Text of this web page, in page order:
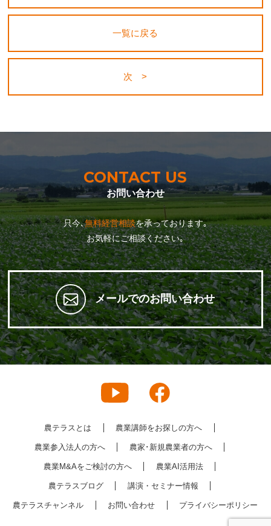
一覧に戻る
次 >
CONTACT US
お問い合わせ
只今､無料経営相談を承っております｡
お気軽にご相談ください｡
メールでのお問い合わせ
農テラスとは 農業講師をお探しの方へ
農業参入法人の方へ 農家･新規農業者の方へ
農業M&Aをご検討の方へ 農業AI活用法
農テラスブログ 講演・セミナー情報
農テラスチャンネル お問い合わせ プライバシーポリシー